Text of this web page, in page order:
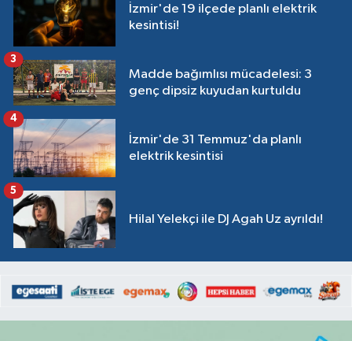
İzmir'de 19 ilçede planlı elektrik
kesintisi!
Madde bağımlısı mücadelesi: 3
genç dipsiz kuyudan kurtuldu
3
İzmir'de 31 Temmuz'da planlı
elektrik kesintisi
4
Hilal Yelekçi ile DJ Agah Uz ayrıldı!
5